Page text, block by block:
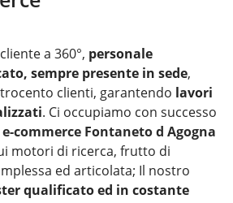
a 360°, personale
sempre presente in sede,
clienti, garantendo lavori
. Ci occupiamo con successo
commerce Fontaneto d Agogna
motori di ricerca, frutto di
ed articolata; Il nostro
qualificato ed in costante